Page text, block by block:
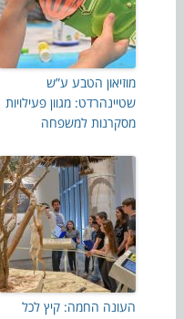
מוזיאון הטבע ע”ש
שטיינהרדט: מגוון פעילויות
מסקרנות למשפחה
העונה החמה: קיץ לכל